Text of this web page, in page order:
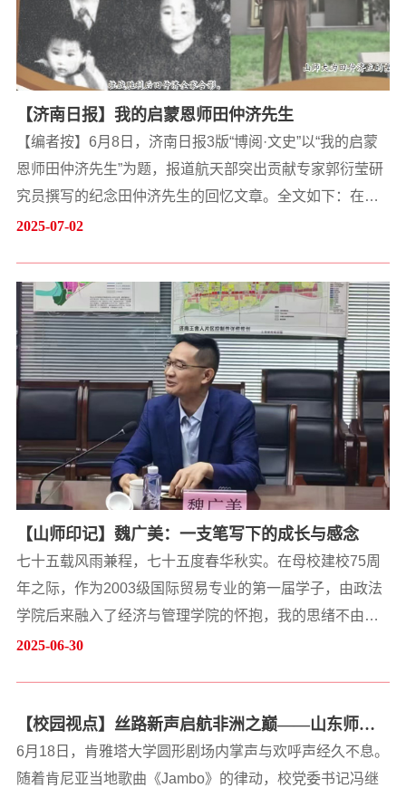
【济南日报】我的启蒙恩师田仲济先生
【编者按】6月8日，济南日报3版“博阅·文史”以“我的启蒙
恩师田仲济先生”为题，报道航天部突出贡献专家郭衍莹研
究员撰写的纪念田仲济先生的回忆文章。全文如下：在山
东师范大学长清湖校区，有一尊田仲济先生塑像。田仲济
学学科奠基人和开拓者之一。20世纪40年代，在上海武训
学校，我曾受教于田先生，留下了深刻的印象。在上海武
训学校讲课是田先生一段重要历史时期1946年初，...
2025-07-02
【山师印记】魏广美：一支笔写下的成长与感念
七十五载风雨兼程，七十五度春华秋实。在母校建校75周
年之际，作为2003级国际贸易专业的第一届学子，由政法
学院后来融入了经济与管理学院的怀抱，我的思绪不由溯
回到水屯路旁、小清河畔——那个曾承载我们青涩年华的
卿加入了文艺社团，小刚、传茂、岩磊加入了足球俱乐
部，志海每天泡到图书馆立志考研，而我最终怀着一丝忐
忑，...
2025-06-30
【校园视点】丝路新声启航非洲之巅——山东师范
大学艺术团2025年赴肯尼亚巡演纪实
6月18日，肯雅塔大学圆形剧场内掌声与欢呼声经久不息。
随着肯尼亚当地歌曲《Jambo》的律动，校党委书记冯继